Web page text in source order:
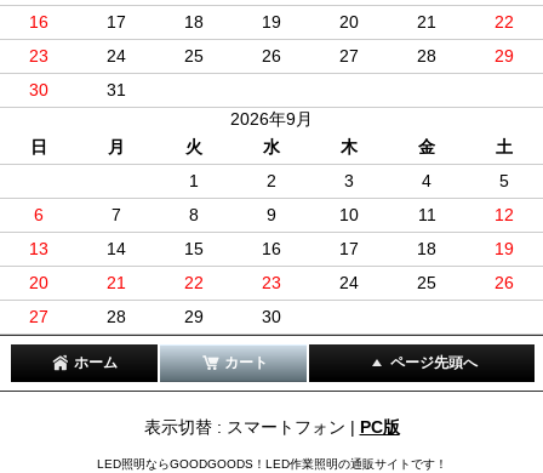
16
17 18 19 20 21
22
23
24 25 26 27 28
29
30
31
2026年9月
日
月 火 水 木 金
土
1
2 3 4
5
6
7 8 9 10 11
12
13
14 15 16 17 18
19
20
21 22 23 24 25
26
27
28 29 30
ホーム カート ページ先頭へ
表示切替 : スマートフォン | PC版
LED照明ならGOODGOODS！LED作業照明の通販サイトです！